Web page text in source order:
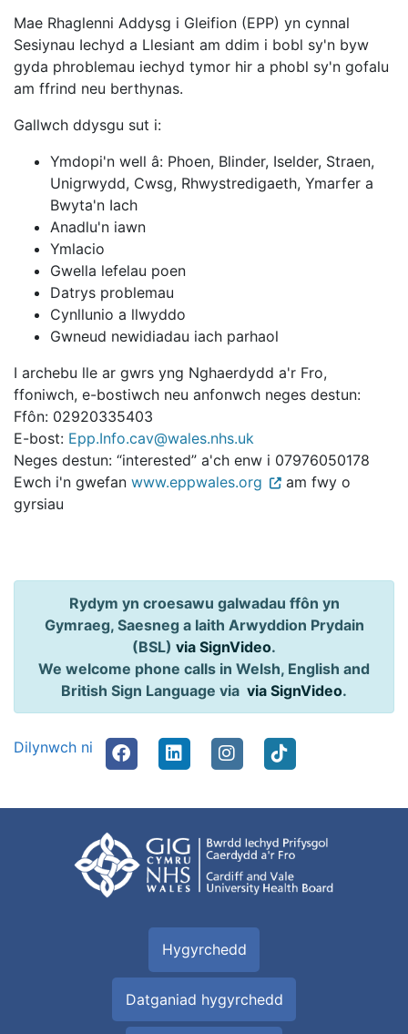
Mae Rhaglenni Addysg i Gleifion (EPP) yn cynnal
Sesiynau Iechyd a Llesiant am ddim i bobl sy'n byw
gyda phroblemau iechyd tymor hir a phobl sy'n gofalu
am ffrind neu berthynas.
Gallwch ddysgu sut i:
Ymdopi'n well â: Phoen, Blinder, Iselder, Straen,
Unigrwydd, Cwsg, Rhwystredigaeth, Ymarfer a
Bwyta'n Iach
Anadlu'n iawn
Ymlacio
Gwella lefelau poen
Datrys problemau
Cynllunio a llwyddo
Gwneud newidiadau iach parhaol
I archebu lle ar gwrs yng Nghaerdydd a'r Fro,
ffoniwch, e-bostiwch neu anfonwch neges destun:
Ffôn: 02920335403
E-bost: Epp.Info.cav@wales.nhs.uk
Neges destun: “interested” a'ch enw i 07976050178
Ewch i'n gwefan www.eppwales.org
am fwy o
gyrsiau
Rydym yn croesawu galwadau ffôn yn
Gymraeg, Saesneg a Iaith Arwyddion Prydain
(BSL) via SignVideo.
We welcome phone calls in Welsh, English and
British Sign Language via via SignVideo.
Dilynwch ni
Hygyrchedd
Datganiad hygyrchedd